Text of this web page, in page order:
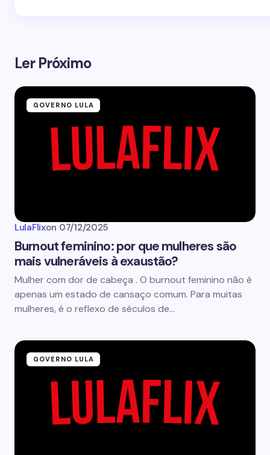
Ler Próximo
GOVERNO LULA
LulaFlixon 07/12/2025
Burnout feminino: por que mulheres são
mais vulneráveis à exaustão?
Mulher com dor de cabeça . O burnout feminino não é
apenas um estado de cansaço comum. Para muitas
mulheres, é o reflexo de séculos de…
GOVERNO LULA